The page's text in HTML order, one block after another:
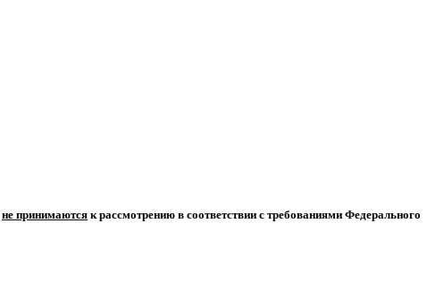
не принимаются к рассмотрению в соответствии с требованиями Федерального